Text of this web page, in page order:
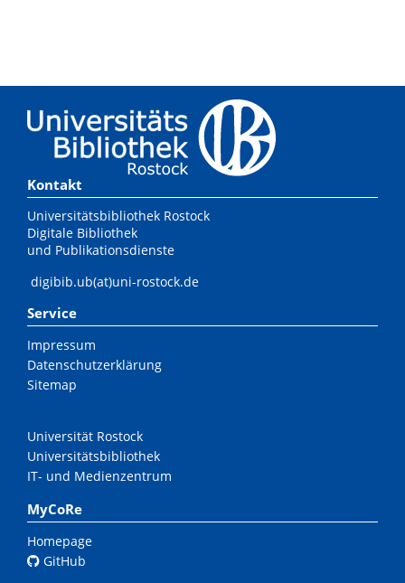
Kontakt
Universitätsbibliothek Rostock
Digitale Bibliothek
und Publikationsdienste
digibib.ub(at)uni-rostock.de
Service
Impressum
Datenschutzerklärung
Sitemap
Universität Rostock
Universitätsbibliothek
IT- und Medienzentrum
MyCoRe
Homepage
GitHub